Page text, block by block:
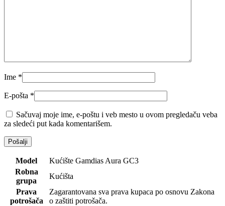
Ime *
E-pošta *
Sačuvaj moje ime, e-poštu i veb mesto u ovom pregledaču veba
za sledeći put kada komentarišem.
Model
Kućište Gamdias Aura GC3
Robna
grupa
Kućišta
Prava
potrošača
Zagarantovana sva prava kupaca po osnovu Zakona
o zaštiti potrošača.